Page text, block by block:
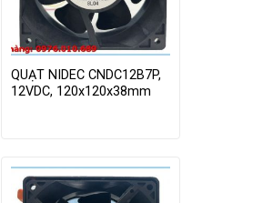
QUẠT NIDEC CNDC12B7P,
12VDC, 120x120x38mm